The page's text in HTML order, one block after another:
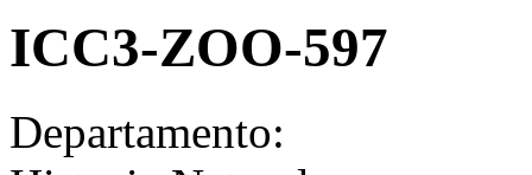
ICC3-ZOO-597
Departamento: